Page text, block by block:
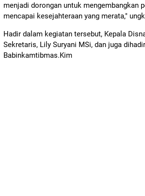
menjadi dorongan untuk mengembangkan
mencapai kesejahteraan yang merata,"
Hadir dalam kegiatan tersebut, Kepala
Sekretaris, Lily Suryani MSi, dan juga
Babinkamtibmas.Kim